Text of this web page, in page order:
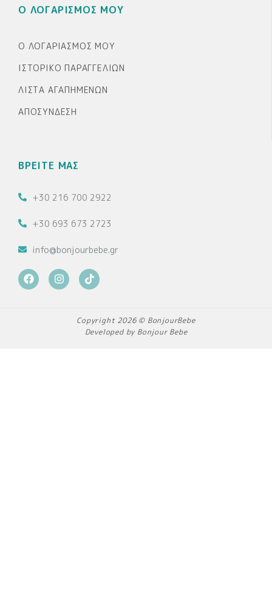
Ο ΛΟΓΑΡΙΣΜΟΣ ΜΟΥ
Ο ΛΟΓΑΡΙΑΣΜΌΣ ΜΟΥ
ΙΣΤΟΡΙΚΌ ΠΑΡΑΓΓΕΛΙΏΝ
ΛΊΣΤΑ ΑΓΑΠΗΜΈΝΩΝ
ΑΠΟΣΎΝΔΕΣΗ
ΒΡΕΙΤΕ ΜΑΣ
+30 216 700 2922
+30 693 673 2723
info@bonjourbebe.gr
F
a
c
I
n
s
T
i
k
k
Copyright 2026 © BonjourBebe
Developed by Bonjour Bebe